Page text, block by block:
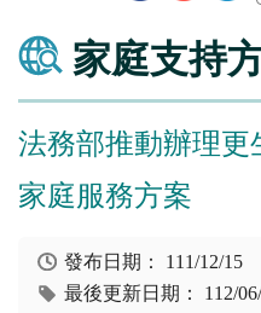
家庭支持
法務部推動辦理更
家庭服務方案
發布日期： 111/12/15
最後更新日期： 112/